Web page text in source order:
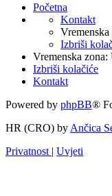
Početna
Kontakt
Vremenska
Izbriši
Vremenska zona:
Izbriši kolačiće
Kontakt
Powered by phpBB®
HR (CRO) by Ančica
Privatnost | Uvjeti